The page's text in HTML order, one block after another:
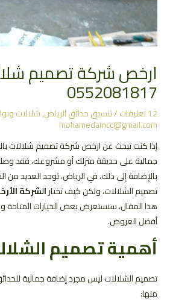
ارخص شركة تصميم
0552081817
12 تعليقات /تنسيق حدائق الرياض,شلالات
mohamedamcc@gmail.com
إذا كنت تبحث عن ارخص شركة تصميم شلالات
جمالية على حديقة منزلك أو مشروعك، فقد
بالإضافة إلى ذلك، في الرياض، توجد العديد
تصميم الشلالات، ولكن كيف تختارالشركة
هذا المقال، سنستعرض بعض الخيارات المتاحة
أفضل العروض.
أهمية تصميم
تصميم الشلالات ليس مجرد إضافة جمالية
منها: